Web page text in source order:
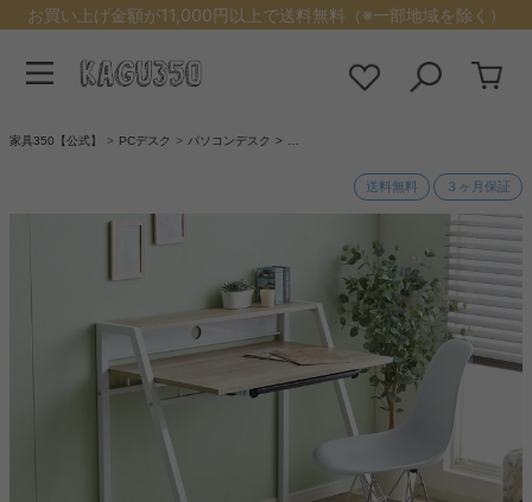
お買い上げ金額が11,000円以上で送料無料（※一部地域を除く）
家具350【公式】 PCデスク パソコンデスク
送料無料 ３ヶ月保証